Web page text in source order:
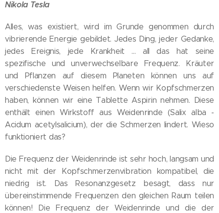
Nikola Tesla
Alles, was existiert, wird im Grunde genommen durch
vibrierende Energie gebildet. Jedes Ding, jeder Gedanke,
jedes Ereignis, jede Krankheit ... all das hat seine
spezifische und unverwechselbare Frequenz. Kräuter
und Pflanzen auf diesem Planeten können uns auf
verschiedenste Weisen helfen. Wenn wir Kopfschmerzen
haben, können wir eine Tablette Aspirin nehmen. Diese
enthält einen Wirkstoff aus Weidenrinde (Salix alba -
Acidum acetylsalicium), der die Schmerzen lindert. Wieso
funktioniert das?
Die Frequenz der Weidenrinde ist sehr hoch, langsam und
nicht mit der Kopfschmerzenvibration kompatibel, die
niedrig ist. Das Resonanzgesetz besagt, dass nur
übereinstimmende Frequenzen den gleichen Raum teilen
können! Die Frequenz der Weidenrinde und die der